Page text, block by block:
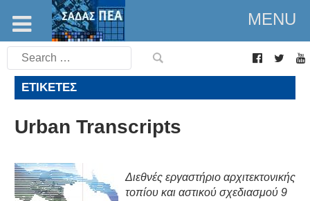
MENU
Search
for:
ΕΤΙΚΈΤΕΣ
Urban Transcripts
Διεθνές εργαστήριο αρχιτεκτονικής
τοπίου και αστικού σχεδιασμού 9